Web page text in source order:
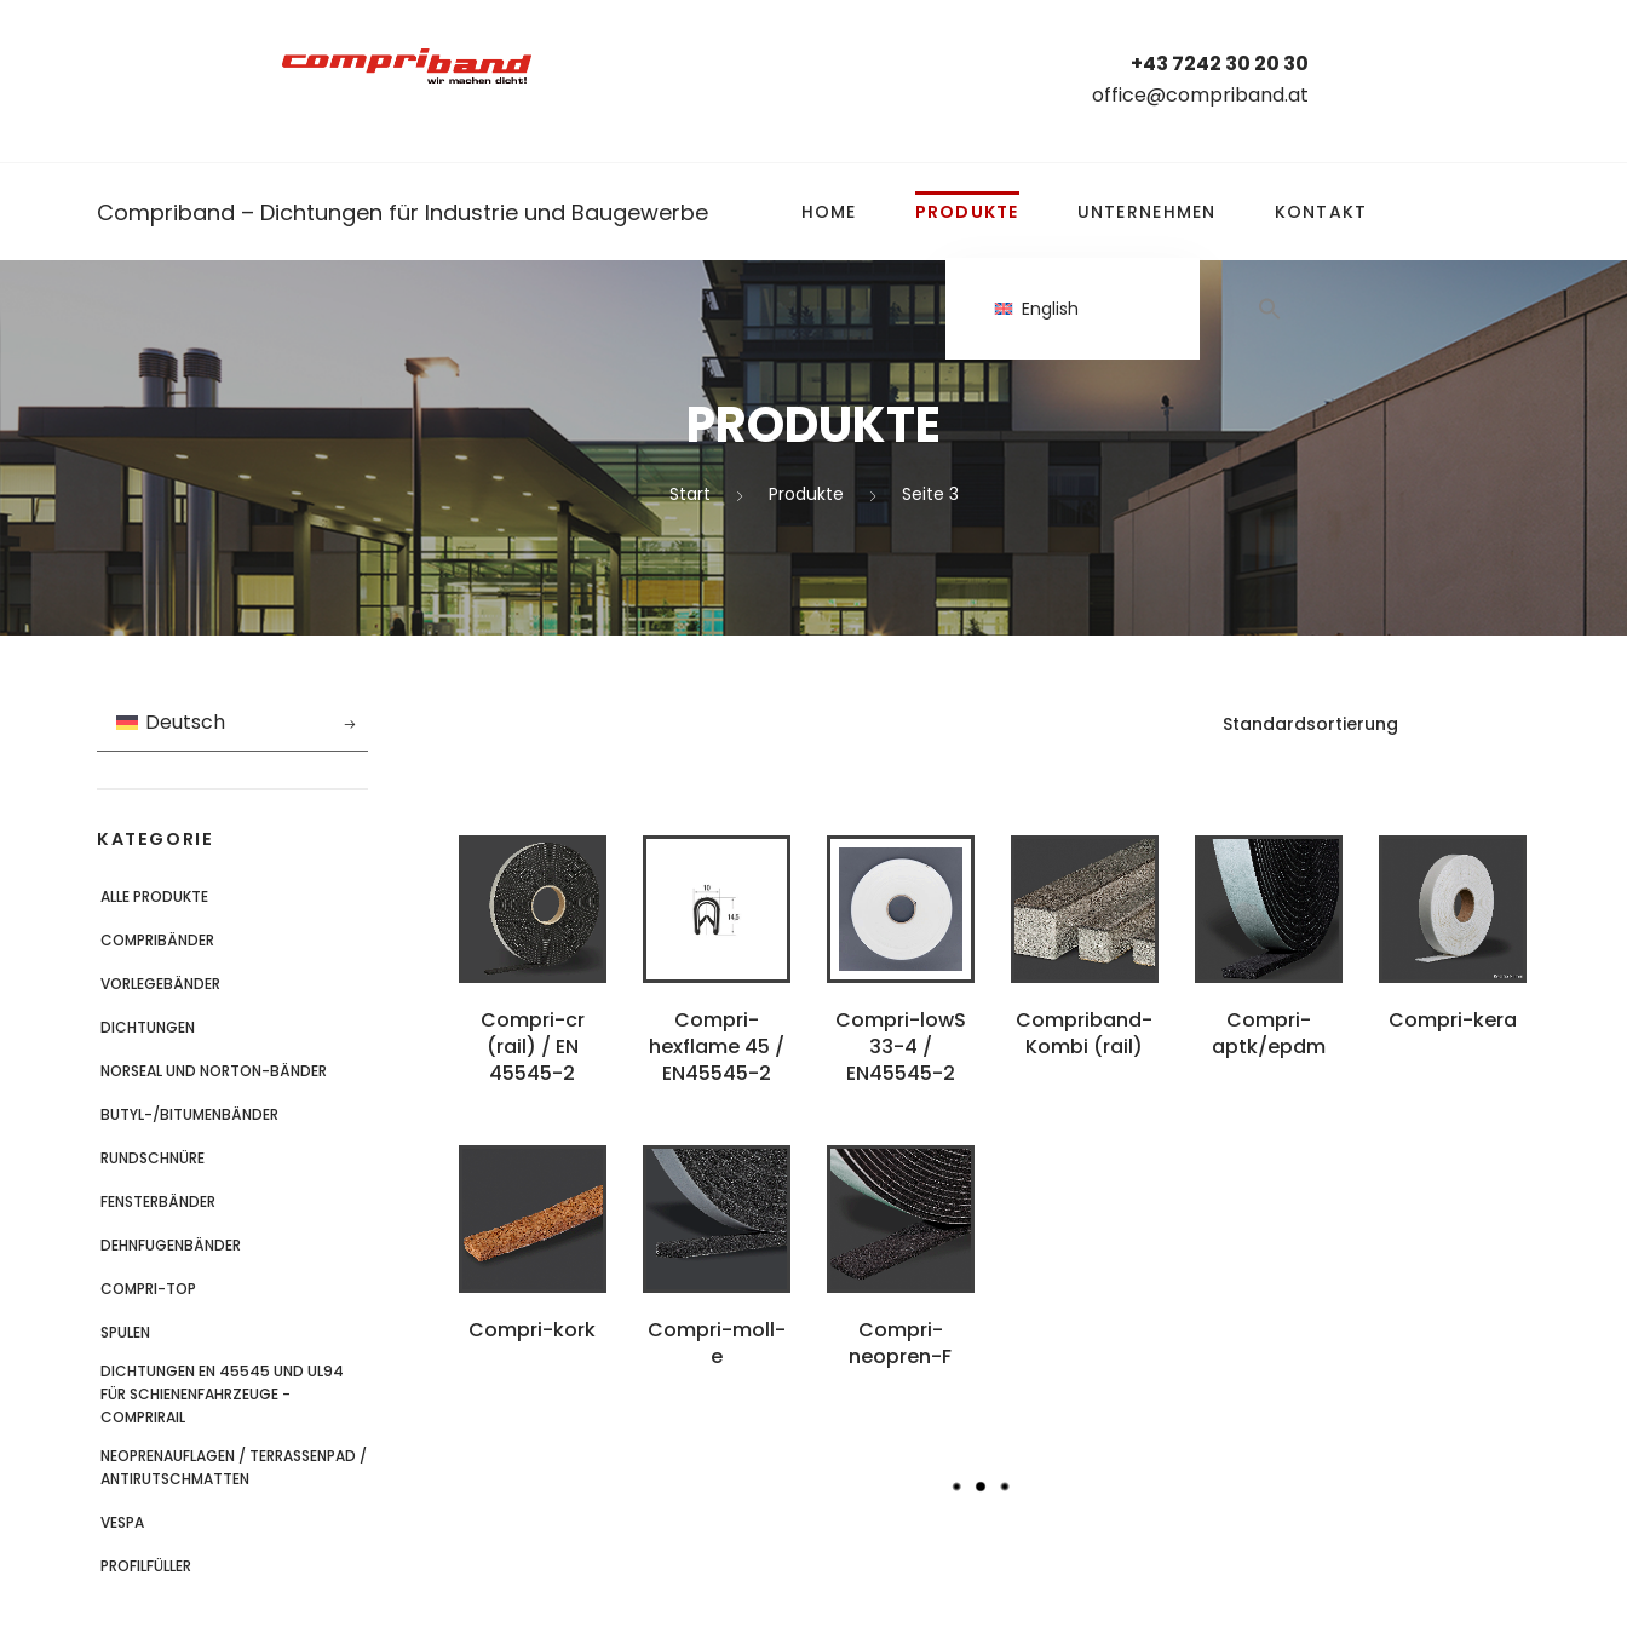
+43 7242 30 20 30
office@compriband.at
Compriband – Dichtungen für Industrie und Baugewerbe HOME PRODUKTE UNTERNEHMEN KONTAKT
English
PRODUKTE
Start Produkte Seite 3
Deutsch
KATEGORIE
ALLE PRODUKTE
COMPRIBÄNDER
VORLEGEBÄNDER
DICHTUNGEN
NORSEAL UND NORTON-BÄNDER
BUTYL-/BITUMENBÄNDER
RUNDSCHNÜRE
FENSTERBÄNDER
DEHNFUGENBÄNDER
COMPRI-TOP
SPULEN
DICHTUNGEN EN 45545 UND UL94
FÜR SCHIENENFAHRZEUGE -
COMPRIRAIL
NEOPRENAUFLAGEN / TERRASSENPAD /
ANTIRUTSCHMATTEN
VESPA
PROFILFÜLLER
Compri-cr
(rail) / EN
45545-2
Compri-
hexflame 45 /
EN45545-2
Compri-lowS
33-4 /
EN45545-2
Compriband-
Kombi (rail)
Compri-
aptk/epdm
Compri-kera
Compri-kork
Compri-moll-
e
Compri-
neopren-F